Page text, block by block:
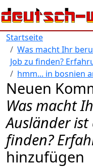
Direkt zum Inhalt
Startseite
Was macht Ihr
Job zu finden?
hmm... in bosnien
Neuen
Was macht
Ausländer ist
finden?
hinzufügen